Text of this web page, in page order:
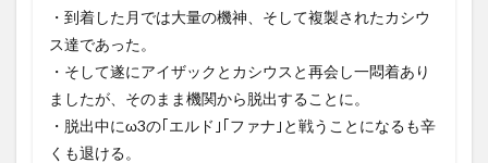
・到着した月では大量の機神、そして複製されたカシウ
ス達であった。
・そして遂にアイザックとカシウスと再会し一悶着あり
ましたが、そのまま機関から脱出することに。
・脱出中にω3の｢エルド｣｢ファナ｣と戦うことになるも辛
くも退ける。